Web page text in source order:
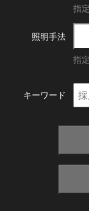
指
照明手法
指
キーワード